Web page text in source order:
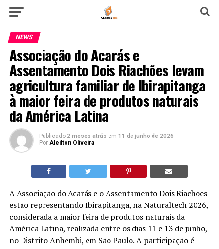
NEWS
Associação do Acarás e
Assentamento Dois Riachões levam
agricultura familiar de Ibirapitanga
à maior feira de produtos naturais
da América Latina
Publicado 2 meses atrás em 11 de junho de 2026
Por Aleilton Oliveira
A Associação do Acarás e o Assentamento Dois Riachões
estão representando Ibirapitanga, na Naturaltech 2026,
considerada a maior feira de produtos naturais da
América Latina, realizada entre os dias 11 e 13 de junho,
no Distrito Anhembi, em São Paulo. A participação é